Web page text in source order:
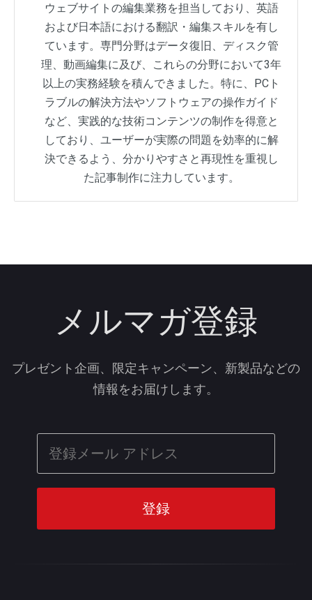
ウェブサイトの編集業務を担当しており、英語
および日本語における翻訳・編集スキルを有し
ています。専門分野はデータ復旧、ディスク管
理、動画編集に及び、これらの分野において3年
以上の実務経験を積んできました。特に、PCト
ラブルの解決方法やソフトウェアの操作ガイド
など、実践的な技術コンテンツの制作を得意と
しており、ユーザーが実際の問題を効率的に解
決できるよう、分かりやすさと再現性を重視し
た記事制作に注力しています。
メルマガ登録
プレゼント企画、限定キャンペーン、新製品などの
情報をお届けします。